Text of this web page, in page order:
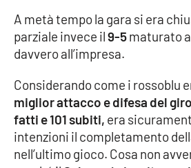
Sport
RUBRICHE
Good Morning Vietnam
Parchi Marini Calabria
A metà tempo la gara si era
parziale invece il9-5maturato
davvero all’impresa.
Considerando come i rossoblu
miglior attacco e difesa del
fatti e 101 subiti, era
intenzioni il completamento
nell’ultimo gioco. Cosa non